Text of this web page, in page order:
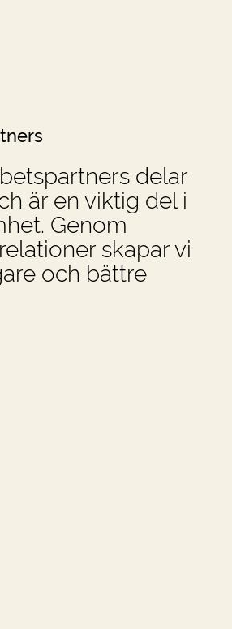
delar
är en viktig del i
Genom
skapar vi
och bättre